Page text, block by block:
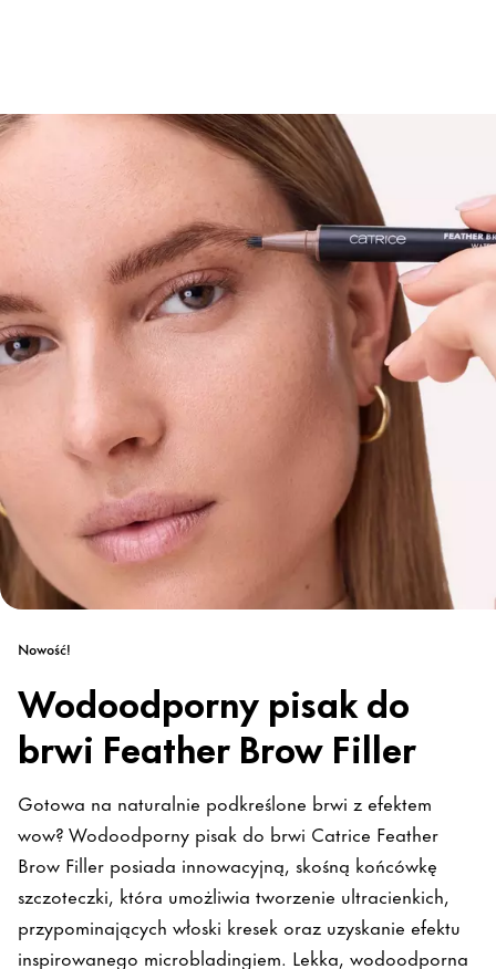
Nowość!
Wodoodporny pisak do
brwi Feather Brow Filler
Gotowa na naturalnie podkreślone brwi z efektem
wow? Wodoodporny pisak do brwi Catrice Feather
Brow Filler posiada innowacyjną, skośną końcówkę
szczoteczki, która umożliwia tworzenie ultracienkich,
przypominających włoski kresek oraz uzyskanie efektu
inspirowanego microbladingiem. Lekka, wodoodporna